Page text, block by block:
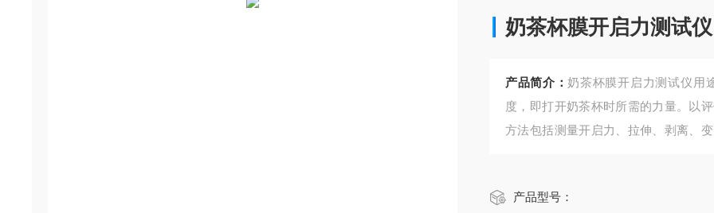
奶茶杯膜开启力测试仪
产品简介：奶茶杯膜开启力测试仪用
度，即打开奶茶杯时所需的力量。以
方法包括测量开启力、拉伸、剥离、
产品型号：